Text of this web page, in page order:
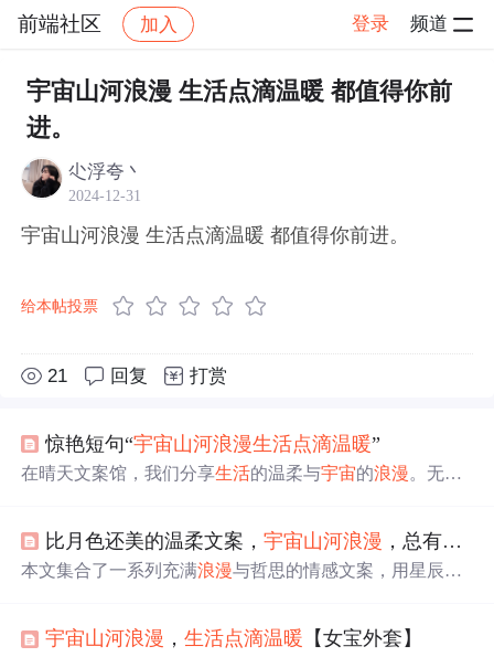
前端社区 加入 登录 频道
社区 前端社区 感慨 帖子详情
宇宙山河浪漫 生活点滴温暖 都值得你前
进。
尐浮夸丶
2024-12-31
宇宙山河浪漫 生活点滴温暖 都值得你前进。
给本帖投票
21 回复 打赏
惊艳短句“宇宙山河浪漫生活点滴温暖”
在晴天文案馆，我们分享生活的温柔与宇宙的浪漫。无论
予的礼物。
比月色还美的温柔文案，宇宙山河浪漫 ，总有你
本文集合了一系列充满浪漫与哲思的情感文案，用星辰大
宇宙山河浪漫 ，生活点滴温暖 【女宝外套】